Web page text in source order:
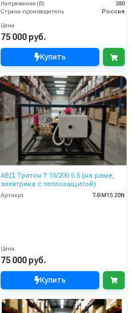
Напряжение (В)
380
Страна-производитель
Россия
Цена
75 000 руб.
Купить
АВД Тритон Т 15/200 5.5 (на раме,
электрика с теплозащитой)
Артикул T-BM15.20N
Цена
75 000 руб.
Купить